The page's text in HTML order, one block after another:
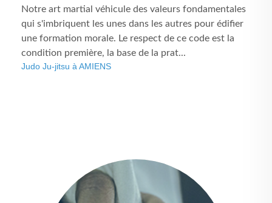
Notre art martial véhicule des valeurs fondamentales
qui s'imbriquent les unes dans les autres pour édifier
une formation morale. Le respect de ce code est la
condition première, la base de la prat...
Judo Ju-jitsu à AMIENS